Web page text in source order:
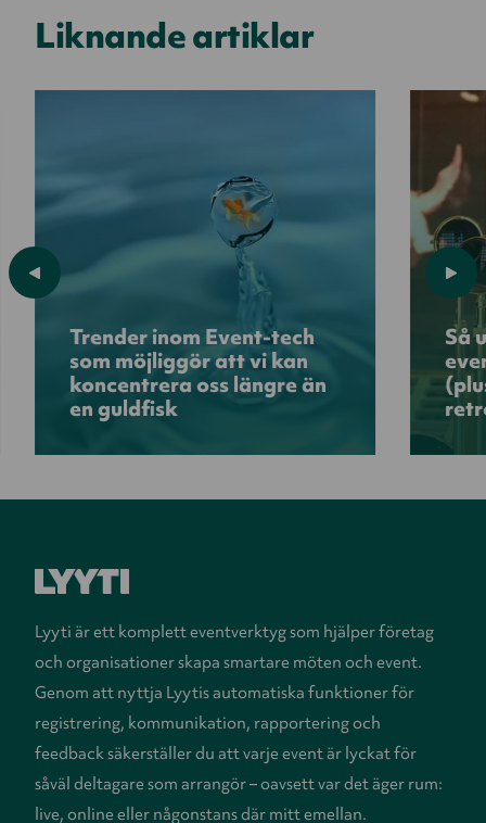
Liknande artiklar
Trender inom Event-tech
som möjliggör att vi kan
koncentrera oss längre än
en guldfisk
Så
Lyyti är ett komplett eventverktyg som hjälper företag
och organisationer skapa smartare möten och event.
Genom att nyttja Lyytis automatiska funktioner för
registrering, kommunikation, rapportering och
feedback säkerställer du att varje event är lyckat för
såväl deltagare som arrangör – oavsett var det äger rum:
live, online eller någonstans där mitt emellan.